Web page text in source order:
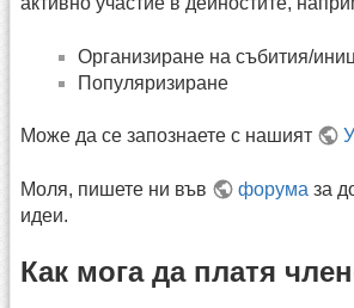
Организиране на събития/
Популяризиране
Може да се запознаете с нашият
Моля, пишете ни във форума за
идеи.
Как мога да платя